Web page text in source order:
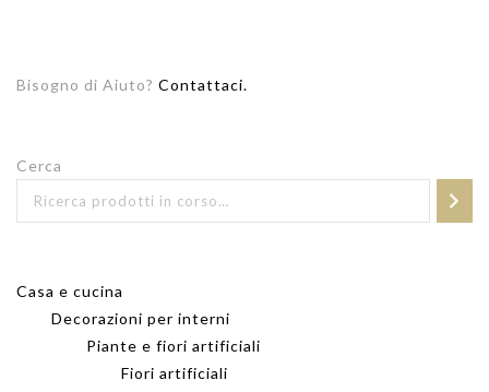
Bisogno di Aiuto? Contattaci.
Cerca
Casa e cucina
Decorazioni per interni
Piante e fiori artificiali
Fiori artificiali